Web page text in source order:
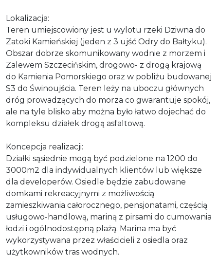
Lokalizacja:
Teren umiejscowiony jest u wylotu rzeki Dziwna do
Zatoki Kamieńskiej (jeden z 3 ujść Odry do Bałtyku).
Obszar dobrze skomunikowany wodnie z morzem i
Zalewem Szczecińskim, drogowo- z drogą krajową
do Kamienia Pomorskiego oraz w pobliżu budowanej
S3 do Świnoujścia. Teren leży na uboczu głównych
dróg prowadzących do morza co gwarantuje spokój,
ale na tyle blisko aby można było łatwo dojechać do
kompleksu działek drogą asfaltową.
Koncepcja realizacji:
Działki sąsiednie mogą być podzielone na 1200 do
3000m2 dla indywidualnych klientów lub większe
dla developerów. Osiedle będzie zabudowane
domkami rekreacyjnymi z możliwością
zamieszkiwania całorocznego, pensjonatami, częścią
usługowo-handlową, mariną z pirsami do cumowania
łodzi i ogólnodostępną plażą. Marina ma być
wykorzystywana przez właścicieli z osiedla oraz
użytkowników tras wodnych.